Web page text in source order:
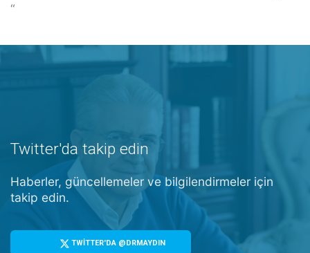
“
Twitter'da takip edin
Haberler, güncellemeler ve bilgilendirmeler için
takip edin.
TWİTTER'DA @DRMAYDIN